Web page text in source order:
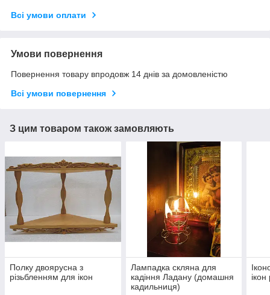
Всі умови оплати
Умови повернення
Повернення товару впродовж 14 днів за домовленістю
Всі умови повернення
З цим товаром також замовляють
Полку двоярусна з
різьбленням для ікон
Лампадка скляна для
кадіння Ладану (домашня
кадильниця)